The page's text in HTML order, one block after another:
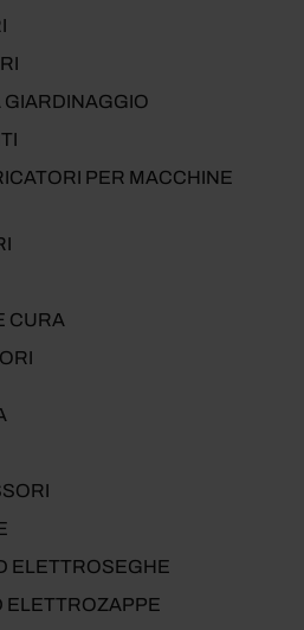
PER MACCHINE
CURA
ELETTROSEGHE
ELETTROZAPPE